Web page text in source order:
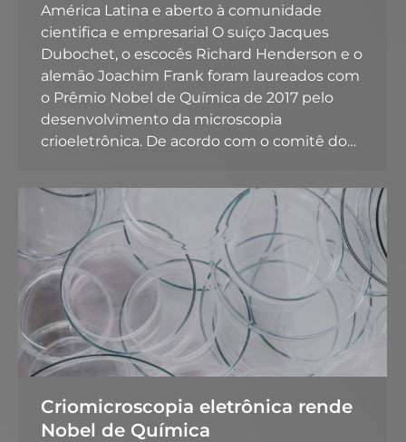
América Latina e aberto à comunidade
cientifica e empresarial O suíço Jacques
Dubochet, o escocês Richard Henderson e o
alemão Joachim Frank foram laureados com
o Prêmio Nobel de Química de 2017 pelo
desenvolvimento da microscopia
crioeletrônica. De acordo com o comitê do…
Criomicroscopia eletrônica rende
Nobel de Química